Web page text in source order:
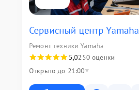
Сервисный центр Yamaha
Ремонт техники Yamaha
5,0250 оценки
Открыто до 21:00